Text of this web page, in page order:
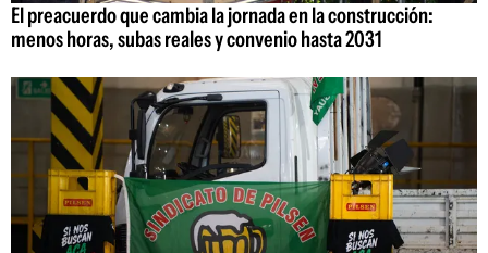
El preacuerdo que cambia la jornada en la construcción:
menos horas, subas reales y convenio hasta 2031